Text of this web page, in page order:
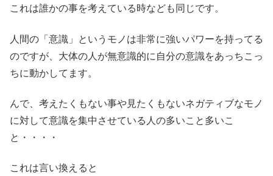
これは誰かの事を考えている時なども同じです。
人間の「意識」というモノは非常に強いパワーを持ってる
のですが、大体の人が無意識的に自分の意識をあっちこっ
ちに動かしてます。
んで、考えたくもない事や見たくもないネガティブなモノ
に対して意識を集中させている人の多いこと多いこ
と・・・・
これは言い換えると